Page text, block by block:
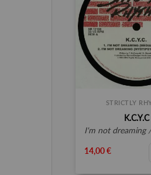
STRICTLY
K.C.Y.C
i'm not dreaming /
14,00 €